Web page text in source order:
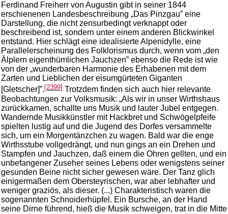
Ferdinand Freiherr von Augustin gibt in seiner 1844
erschienenen Landesbeschreibung „Das Pinzgau” eine
Darstellung, die nicht zensurbedingt verknappt oder
beschreibend ist, sondern unter einem anderen Blickwinkel
entstand. Hier schlägt eine idealisierte Alpenidylle, eine
Parallelerscheinung des Folklorismus durch, wenn vom „den
Älplern eigenthümlichen Jauchzen” ebenso die Rede ist wie
von der „wunderbaren Harmonie des Erhabenen mit dem
Zarten und Lieblichen der eisumgürteten Giganten
[Gletscher]”.[2399] Trotzdem finden sich auch hier relevante
Beobachtungen zur Volksmusik: „Als wir in unser Wirthshaus
zurückkamen, schallte uns Musik und lauter Jubel entgegen.
Wandernde Musikkünstler mit Hackbret und Schwögelpfeife
spielten lustig auf und die Jugend des Dorfes versammelte
sich, um ein Morgentänzchen zu wagen. Bald war die enge
Wirthsstube vollgedrängt, und nun gings an ein Drehen und
Stampfen und Jauchzen, daß einem die Ohren gellten, und ein
unbefangener Zuseher seines Lebens oder wenigstens seiner
gesunden Beine nicht sicher gewesen wäre. Der Tanz glich
einigermaßen dem Obersteyrischen, war aber lebhafter und
weniger graziös, als dieser. (...) Charakteristisch waren die
sogenannten Schnoiderhüpfel. Ein Bursche, an der Hand
seine Dirne führend, hieß die Musik schweigen, trat in die Mitte